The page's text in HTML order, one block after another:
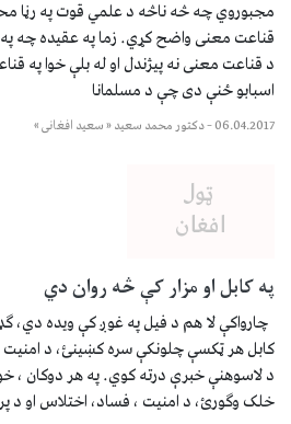
مجبوروي چه څه ناڅه د علمي قوت په رڼا
قناعت معنی واضح کړي. زما په عقیده چه
د قناعت معنی نه پیژندل او له بلې خوا په
اسبابو ځنې دی چې د مسلمانا
06.04.2017
–دکتور محمد سعید « سعید افغانی »
په کابل او مزار کې څه روان دي
چارواکې لا هم د فیل په غوږ کې ویده دي،
کابل هر ټکسې چلونکې سره کښينئ، د امنیت
د لاسوهنې خبرې درته کوي. په هر دوکان ،
خلک وګورئ، د امنیت ، فساد، اختلاس او د